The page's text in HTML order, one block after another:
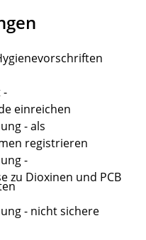
-
einreichen
- als
registrieren
-
zu Dioxinen und PCB
- nicht sichere